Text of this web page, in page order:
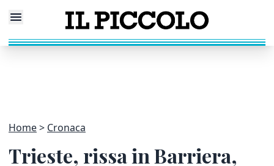
Home Cronaca
Trieste, rissa in Barriera,